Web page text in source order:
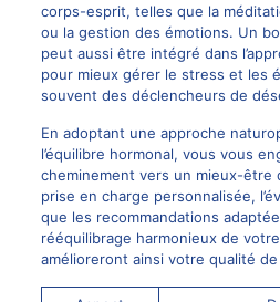
corps-esprit, telles que la
ou la gestion des émotions. Un
peut aussi être intégré dans
pour mieux gérer le stress et les
souvent des déclencheurs de
En adoptant une approche
l’équilibre hormonal, vous vous
cheminement vers un mieux-être
prise en charge personnalisée,
que les recommandations
rééquilibrage harmonieux de
amélioreront ainsi votre qualité